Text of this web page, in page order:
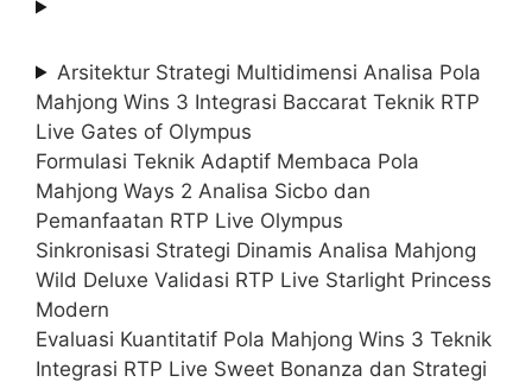
Arsitektur Strategi Multidimensi Analisa Pola
Mahjong Wins 3 Integrasi Baccarat Teknik RTP
Live Gates of Olympus
Formulasi Teknik Adaptif Membaca Pola
Mahjong Ways 2 Analisa Sicbo dan
Pemanfaatan RTP Live Olympus
Sinkronisasi Strategi Dinamis Analisa Mahjong
Wild Deluxe Validasi RTP Live Starlight Princess
Modern
Evaluasi Kuantitatif Pola Mahjong Wins 3 Teknik
Integrasi RTP Live Sweet Bonanza dan Strategi